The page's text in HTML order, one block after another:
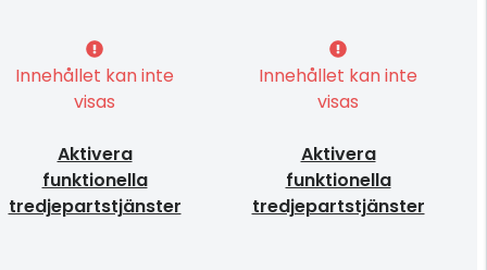
Innehållet kan inte
visas
Aktivera
funktionella
tredjepartstjänster
Innehållet kan inte
visas
Aktivera
funktionella
tredjepartstjänster